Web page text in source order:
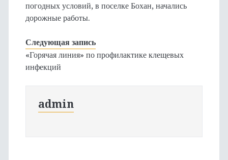
погодных условий, в поселке Бохан, начались
дорожные работы.
Следующая запись
«Горячая линия» по профилактике клещевых
инфекций
admin